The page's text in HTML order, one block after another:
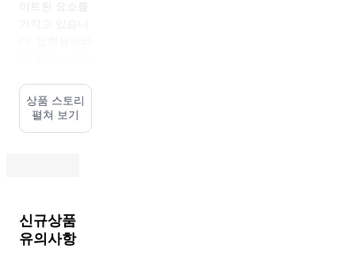
이트된 요소를
로 장식된 회전
잠금 장치가 특
징적입니다. 이
주는 제품으로,
다양한 컬러와
상품 스토리
펼쳐 보기
신규상품
유의사항